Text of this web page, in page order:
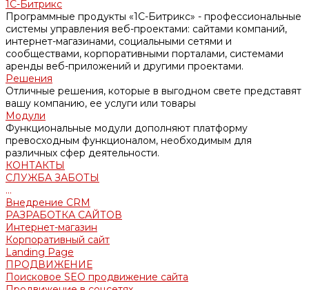
1С-Битрикс
Программные продукты «1С-Битрикс» - профессиональные
системы управления веб-проектами: сайтами компаний,
интернет-магазинами, социальными сетями и
сообществами, корпоративными порталами, системами
аренды веб-приложений и другими проектами.
Решения
Отличные решения, которые в выгодном свете представят
вашу компанию, ее услуги или товары
Модули
Функциональные модули дополняют платформу
превосходным функционалом, необходимым для
различных сфер деятельности.
КОНТАКТЫ
СЛУЖБА ЗАБОТЫ
...
Внедрение CRM
РАЗРАБОТКА САЙТОВ
Интернет-магазин
Корпоративный сайт
Landing Page
ПРОДВИЖЕНИЕ
Поисковое SEO продвижение сайта